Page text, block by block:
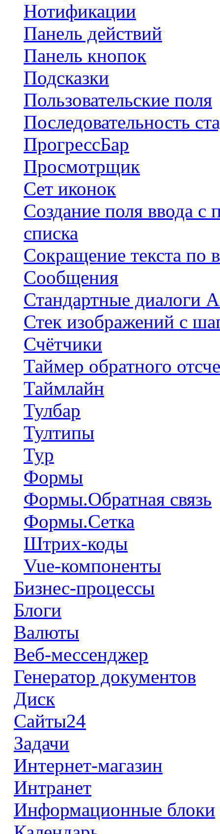
Нотификации
Панель действий
Панель кнопок
Подсказки
Пользовательские поля
Последовательность
ПрогрессБар
Просмотрщик
Сет иконок
Создание поля ввода с
списка
Сокращение текста по
Сообщения
Стандартные диалоги
Стек изображений с
Счётчики
Таймер обратного
Таймлайн
Тулбар
Тултипы
Тур
Формы
Формы.Обратная связь
Формы.Сетка
Штрих-коды
Vue-компоненты
Бизнес-процессы
Блоги
Валюты
Веб-мессенджер
Генератор документов
Диск
Сайты24
Задачи
Интернет-магазин
Интранет
Информационные блоки